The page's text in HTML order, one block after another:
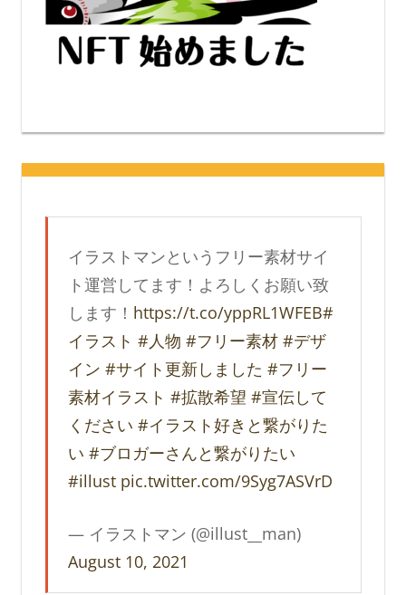
イラストマンというフリー素材サイ
ト運営してます！よろしくお願い致
します！ https://t.co/yppRL1WFEB#
イラスト #人物 #フリー素材 #デザ
イン #サイト更新しました #フリー
素材イラスト #拡散希望 #宣伝して
ください #イラスト好きと繋がりた
い #ブロガーさんと繋がりたい
#illust pic.twitter.com/9Syg7ASVrD
— イラストマン (@illust__man)
August 10, 2021